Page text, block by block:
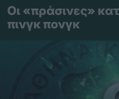
Οι «πράσινες»
πινγκ πονγκ